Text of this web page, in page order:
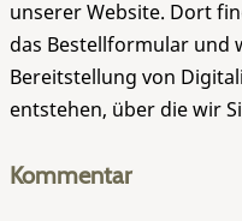
unserer Website. Dort
das Bestellformular und
Bereitstellung von
entstehen, über die wir
Kommentar